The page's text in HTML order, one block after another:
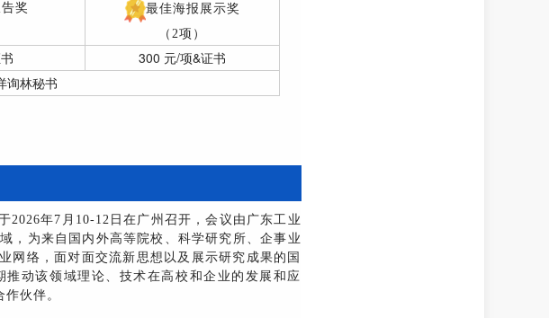
奖
最佳海报展示奖
（2项）
300 元/项&证书
询林秘书
年7月10-12日在广州召开，会议由广东工业
，为来自国内外高等院校、科学研究所、企事业
网络，面对面交流新思想以及展示研究成果的国
动该领域理论、技术在高校和企业的发展和应
作伙伴。